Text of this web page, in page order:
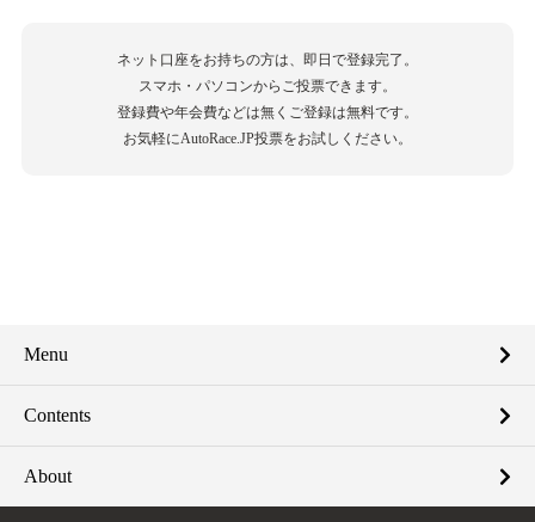
ネット口座をお持ちの方は、即日で登録完了。
スマホ・パソコンからご投票できます。
登録費や年会費などは無くご登録は無料です。
お気軽にAutoRace.JP投票をお試しください。
Menu
Contents
About